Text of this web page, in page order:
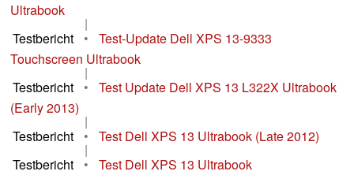
Ultrabook
|
Testbericht
•
Test-Update Dell XPS 13-9333
Touchscreen Ultrabook
|
Testbericht
•
Test Update Dell XPS 13 L322X Ultrabook
(Early 2013)
|
Testbericht
• Test Dell XPS 13 Ultrabook (Late 2012)
|
Testbericht
• Test Dell XPS 13 Ultrabook